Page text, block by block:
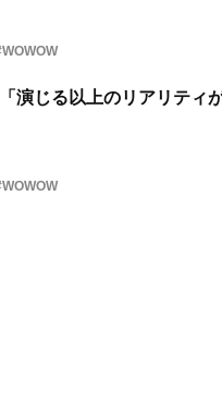
演じる以上のリアリティ